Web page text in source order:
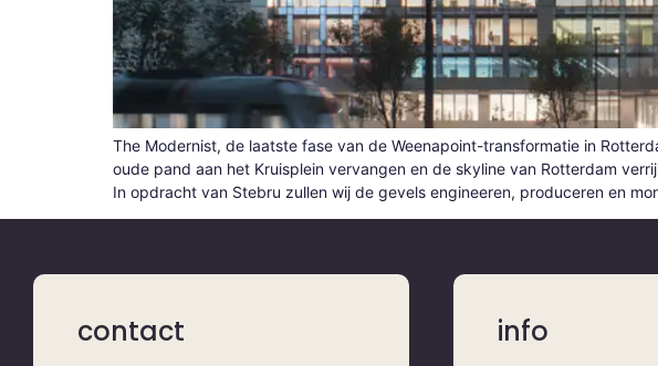
The Modernist, de laatste fase van de Weenapoint-transformatie in
oude pand aan het Kruisplein vervangen en de skyline van Rotterdam
In opdracht van Stebru zullen wij de gevels engineeren, produceren en
contact info